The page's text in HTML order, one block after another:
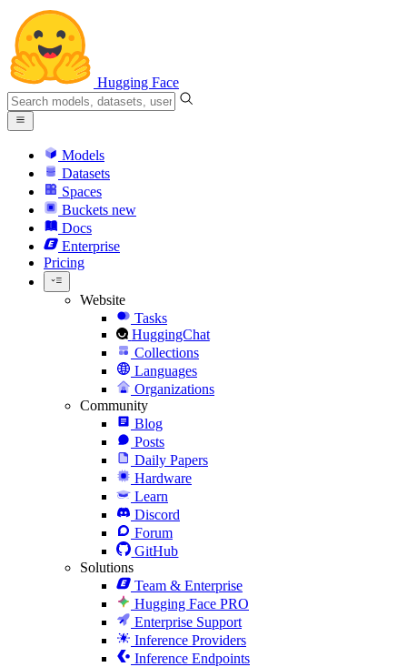
Hugging Face
Models
Datasets
Spaces
Buckets new
Docs
Enterprise
Pricing
Website
Tasks
HuggingChat
Collections
Languages
Organizations
Community
Blog
Posts
Daily Papers
Hardware
Learn
Discord
Forum
GitHub
Solutions
Team & Enterprise
Hugging Face PRO
Enterprise Support
Inference Providers
Inference Endpoints